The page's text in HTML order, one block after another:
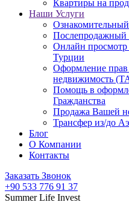
Квартиры на
Наши Услуги
Послепродажный
Онлайн
Турции
Оформление прав
недвижимость
Помощь в
Гражданства
Продажа Вашей
Трансфер из/до
Блог
О Компании
Контакты
Заказать Звонок
+90 533 776 91 37
Summer Life Invest